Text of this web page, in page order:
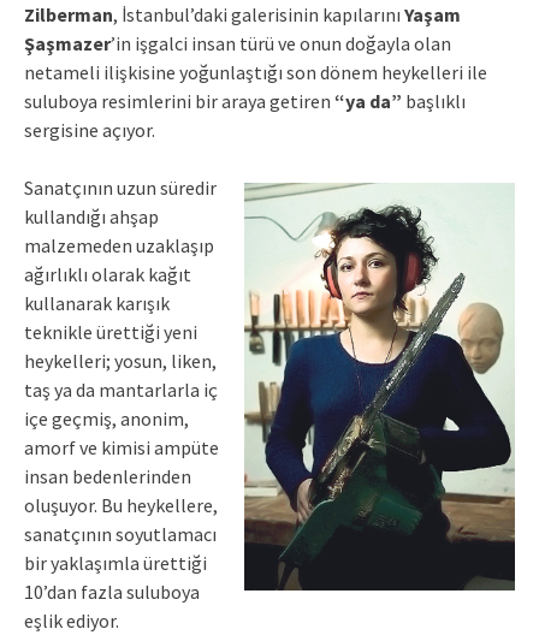
Zilberman, İstanbul’daki galerisinin kapılarını Yaşam
Şaşmazer’in işgalci insan türü ve onun doğayla olan
netameli ilişkisine yoğunlaştığı son dönem heykelleri ile
suluboya resimlerini bir araya getiren “ya da” başlıklı
sergisine açıyor.
Sanatçının uzun süredir
kullandığı ahşap
malzemeden uzaklaşıp
ağırlıklı olarak kağıt
kullanarak karışık
teknikle ürettiği yeni
heykelleri; yosun, liken,
taş ya da mantarlarla iç
içe geçmiş, anonim,
amorf ve kimisi ampüte
insan bedenlerinden
oluşuyor. Bu heykellere,
sanatçının soyutlamacı
bir yaklaşımla ürettiği
10’dan fazla suluboya
eşlik ediyor.